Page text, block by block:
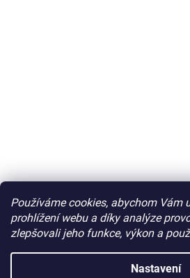
Používáme cookies, abychom Vám
prohlížení webu a díky analýze
zlepšovali jeho funkce, výkon a
Nastavení